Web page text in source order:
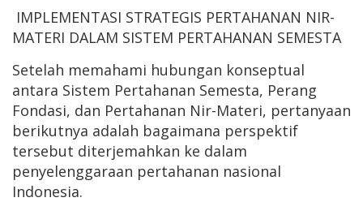
IMPLEMENTASI STRATEGIS PERTAHANAN NIR-
MATERI DALAM SISTEM PERTAHANAN SEMESTA
Setelah memahami hubungan konseptual
antara Sistem Pertahanan Semesta, Perang
Fondasi, dan Pertahanan Nir-Materi, pertanyaan
berikutnya adalah bagaimana perspektif
tersebut diterjemahkan ke dalam
penyelenggaraan pertahanan nasional
Indonesia.